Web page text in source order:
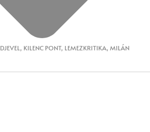
DJEVEL, KILENC PONT, LEMEZKRITIKA, MILÁN